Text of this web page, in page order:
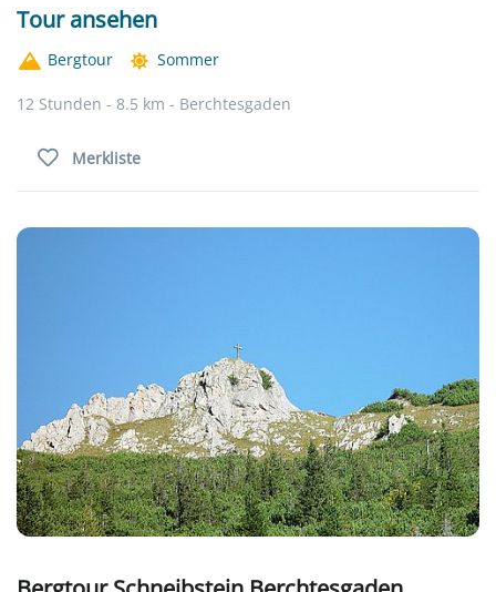
Tour ansehen
Bergtour Sommer
12 Stunden - 8.5 km - Berchtesgaden
Merkliste